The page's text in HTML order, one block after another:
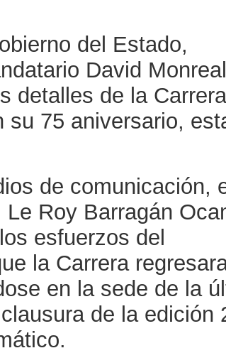
del Estado,
David Monreal
detalles de la Carrera
su 75 aniversario,
de comunicación,
Roy Barragán
esfuerzos del
la Carrera
en la sede de la
de la edición